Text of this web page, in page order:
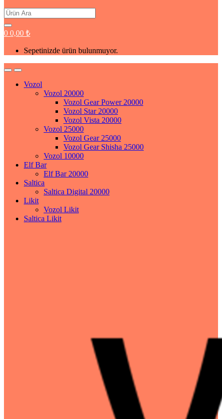
Search
for:
0 0,00 ₺
Sepetinizde ürün bulunmuyor.
Vozol
Vozol 20000
Vozol Gear Power 20000
Vozol Star 20000
Vozol Vista 20000
Vozol 25000
Vozol Gear 25000
Vozol Gear Shisha 25000
Vozol 10000
Elf Bar
Elf Bar 20000
Saltica
Saltica Digital 20000
Likit
Vozol Likit
Saltica Likit